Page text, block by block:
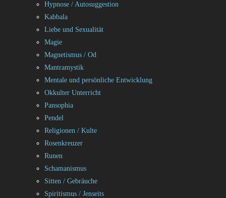
Hypnose / Autosuggestion
Kabbala
Liebe und Sexualität
Magie
Magnetismus / Od
Mantramystik
Mentale und persönliche Entwicklung
Okkulter Unterricht
Pansophia
Pendel
Religionen / Kulte
Rosenkreuzer
Runen
Schamanismus
Sitten / Gebräuche
Spiritismus / Jenseits